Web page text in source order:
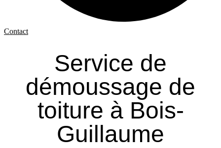
Contact
Service de
démoussage de
toiture à Bois-
Guillaume